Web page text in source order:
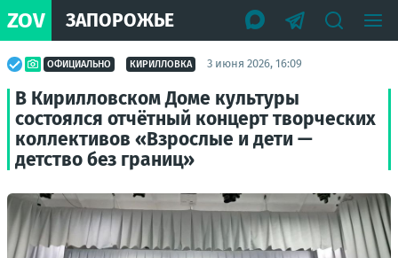
ZOV ЗАПОРОЖЬЕ
ОФИЦИАЛЬНО КИРИЛЛОВКА 3 июня 2026, 16:09
В Кирилловском Доме культуры
состоялся отчётный концерт творческих
коллективов «Взрослые и дети —
детство без границ»